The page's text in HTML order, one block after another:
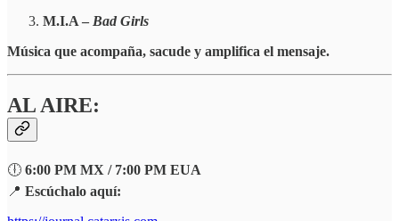
M.I.A – Bad Girls
Música que acompaña, sacude y amplifica el mensaje.
AL AIRE:
🕕 6:00 PM MX / 7:00 PM EUA
📍 Escúchalo aquí: